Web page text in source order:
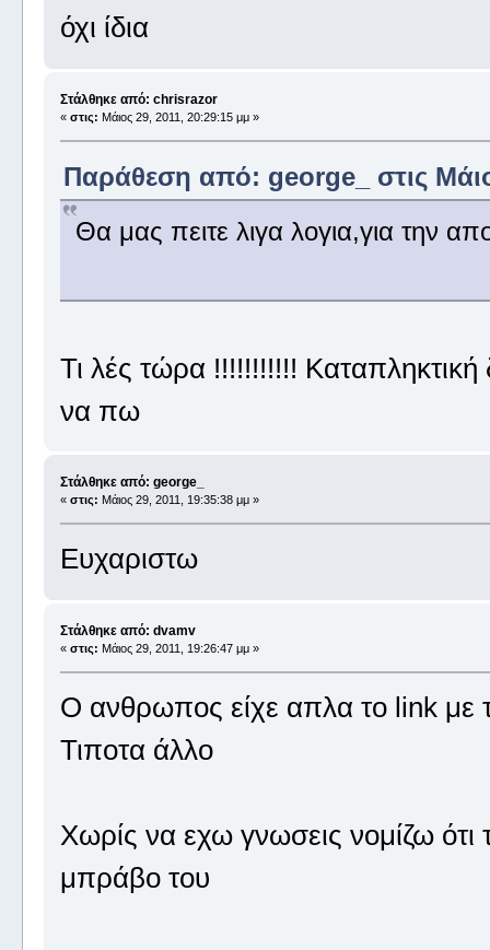
όχι ίδια
Στάλθηκε από: chrisrazor
« στις: Μάιος 29, 2011, 20:29:15 μμ »
Παράθεση από: george_ στις
Θα μας πειτε λιγα λογια,για την
Τι λές τώρα !!!!!!!!!!! Καταπληκτική
να πω
Στάλθηκε από: george_
« στις: Μάιος 29, 2011, 19:35:38 μμ »
Ευχαριστω
Στάλθηκε από: dvamv
« στις: Μάιος 29, 2011, 19:26:47 μμ »
Ο ανθρωπος είχε απλα το link με
Τιποτα άλλο
Χωρίς να εχω γνωσεις νομίζω ότι
μπράβο του